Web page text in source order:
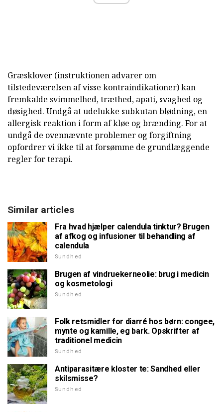
Græsklover (instruktionen advarer om
tilstedeværelsen af visse kontraindikationer) kan
fremkalde svimmelhed, træthed, apati, svaghed og
døsighed. Undgå at udelukke subkutan blødning, en
allergisk reaktion i form af kløe og brænding. For at
undgå de ovennævnte problemer og forgiftning
opfordrer vi ikke til at forsømme de grundlæggende
regler for terapi.
Similar articles
Fra hvad hjælper calendula tinktur? Brugen
af afkog og infusioner til behandling af
calendula
Sundhed
Brugen af vindruekerneolie: brug i medicin
og kosmetologi
Sundhed
Folk retsmidler for diarré hos børn: congee,
mynte og kamille, eg bark. Opskrifter af
traditionel medicin
Sundhed
Antiparasitære kloster te: Sandhed eller
skilsmisse?
Sundhed